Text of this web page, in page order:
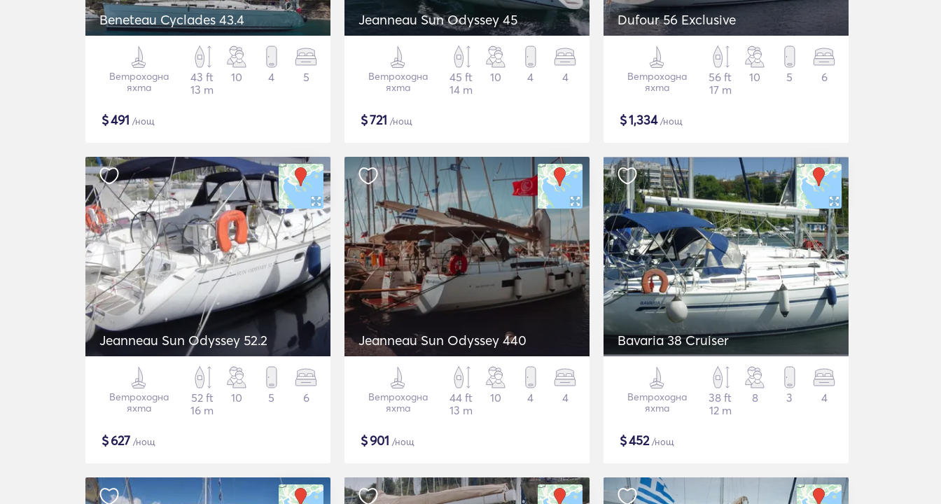
Beneteau Cyclades 43.4
Ветроходна
яхта
43 ft
13 m
10 4 5
$491 /нощ
Jeanneau Sun Odyssey 45
Ветроходна
яхта
45 ft
14 m
10 4 4
$721 /нощ
Dufour 56 Exclusive
Ветроходна
яхта
56 ft
17 m
10 5 6
$1,334/нощ
Jeanneau Sun Odyssey 52.2
Ветроходна
яхта
52 ft
16 m
10 5 6
$627 /нощ
Jeanneau Sun Odyssey 440
Ветроходна
яхта
44 ft
13 m
10 4 4
$901 /нощ
Bavaria 38 Cruiser
Ветроходна
яхта
38 ft
12 m
8 3 4
$452/нощ